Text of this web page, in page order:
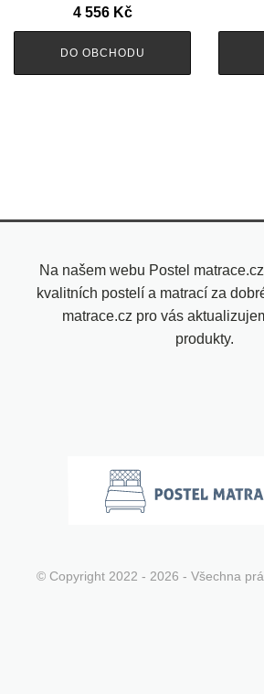
4 556 Kč
DO OBCHODU
Na našem webu Postel
kvalitních postelí a matrací za
matrace.cz pro vás
produkty.
© Copyright 2022 - 2026 - Všechna